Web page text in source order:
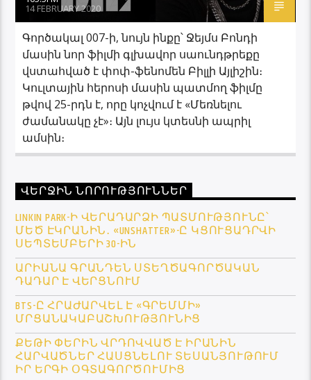
14 FEBRUARY 2020
Գործակալ 007-ի, նույն ինքը՝ Ջեյմս Բոնդի
մասին նոր ֆիլմի գլխավոր սաունդթրեքը
վստահված է փոփ-ֆենոմեն Բիլլի Այլիշին։
Կուլտային հերոսի մասին պատմող ֆիլմը
թվով 25-րդն է, որը կոչվում է «Մեռնելու
ժամանակը չէ»։ Այն լույս կտեսնի ապրիլ
ամսին։
ՎԵՐՋԻՆ ՆՈՐՈՒԹՅՈՒՆՆԵՐ
LINKIN PARK-Ի ՎԵՐԱԴԱՐՁԻ ՊԱՏՄՈՒԹՅՈՒՆԸ՝
ՄԵԾ ԷԿՐԱՆԻՆ․ «UNSHATTER»-Ը ԿՑՈՒՑԱԴՐՎԻ
ՍԵՊՏԵՄԲԵՐԻ 30-ԻՆ
ԱՐԻԱՆԱ ԳՐԱՆԴԵՆ ՍՏԵՂԾԱԳՈՐԾԱԿԱՆ
ԴԱԴԱՐ Է ՎԵՐՑՆՈՒՄ
BTS-Ը ՀՐԱԺԱՐՎԵԼ Է «ԳՐԵՄՄԻ»
ՄՐՑԱՆԱԿԱԲԱՇԽՈՒԹՅՈՒՆԻՑ
ՔԵԹԻ ՓԵՐԻՆ ՎՐԴՈՎՎԱԾ Է ԻՐԱՆԻՆ
ՀԱՐՎԱԾՆԵՐ ՀԱՍՑՆԵԼՈՒ ՏԵՍԱՆՅՈՒԹՈՒՄ
ԻՐ ԵՐԳԻ ՕԳՏԱԳՈՐԾՈՒՄԻՑ